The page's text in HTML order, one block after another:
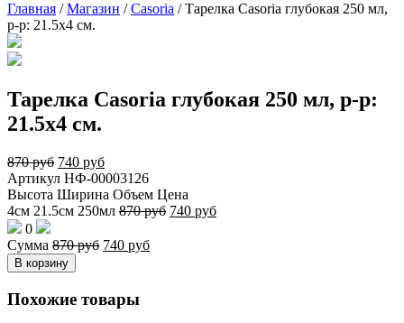
Главная /Магазин /Casoria /Тарелка Casoria глубокая 250 мл,
р-р: 21.5х4 см.
Тарелка Casoria глубокая 250 мл, р-р:
21.5х4 см.
870руб 740 руб
Артикул НФ-00003126
Высота Ширина Объем Цена
4см 21.5см 250мл 870руб 740 руб
0
Сумма 870руб 740 руб
В корзину
Похожие товары